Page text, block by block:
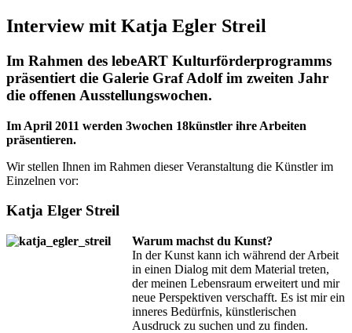
Interview mit Katja Egler Streil
Im Rahmen des lebeART Kulturförderprogramms
präsentiert die Galerie Graf Adolf im zweiten Jahr
die offenen Ausstellungswochen.
Im April 2011 werden 3wochen 18künstler ihre Arbeiten
präsentieren.
Wir stellen Ihnen im Rahmen dieser Veranstaltung die Künstler im
Einzelnen vor:
Katja Elger Streil
Warum machst du Kunst?
In der Kunst kann ich während der Arbeit
in einen Dialog mit dem Material treten,
der meinen Lebensraum erweitert und mir
neue Perspektiven verschafft. Es ist mir ein
inneres Bedürfnis, künstlerischen
Ausdruck zu suchen und zu finden.